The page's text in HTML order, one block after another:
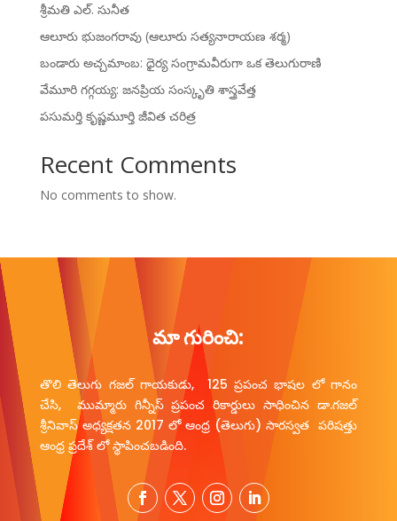
శ్రీమతి ఎల్. సునీత
ఆలూరు భుజంగరావు (ఆలూరు సత్యనారాయణ శర్మ)
బండారు అచ్చమాంబ: ధైర్య సంగ్రామవీరుగా ఒక తెలుగురాణి
వేమూరి గగ్గయ్య: జనప్రియ సంస్కృతి శాస్త్రవేత్త
పసుమర్తి కృష్ణమూర్తి జీవిత చరిత్ర
Recent Comments
No comments to show.
మా గురించి:
తొలి తెలుగు గజల్ గాయకుడు, 125 ప్రపంచ భాషల లో గానం
చేసి, ముమ్మారు గిన్నీస్ ప్రపంచ రికార్డులు సాధించిన డా.గజల్
శ్రీనివాస్ అధ్యక్షతన 2017 లో ఆంధ్ర (తెలుగు) సారస్వత పరిషత్తు
ఆంధ్ర ప్రదేశ్ లో స్థాపించబడింది.